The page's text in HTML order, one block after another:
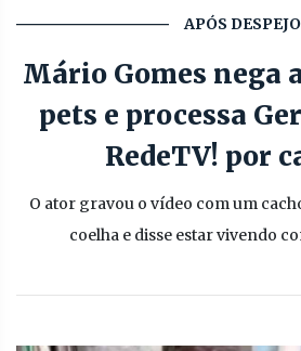
APÓS DESPEJO
Mário Gomes nega
pets e processa
RedeTV! por
O ator gravou o vídeo com um
coelha e disse estar vivendo